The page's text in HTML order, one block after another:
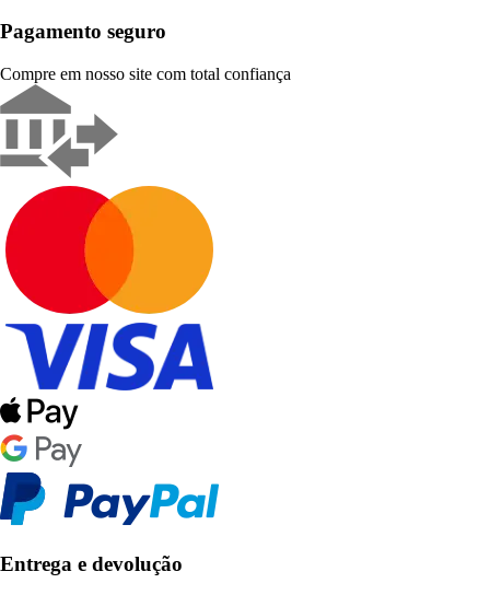
Pagamento seguro
Compre em nosso site com total confiança
Entrega e devolução